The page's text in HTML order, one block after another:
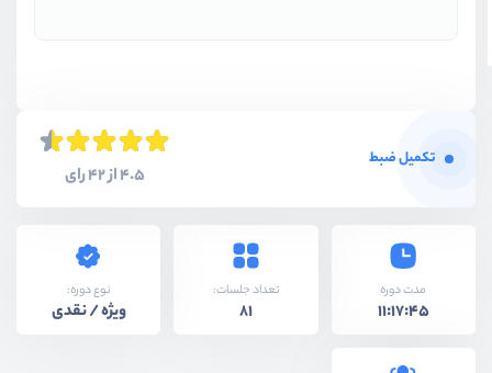
تکمیل ضبط
4.5 از 42 رای
مدت دوره
11:17:45
تعداد جلسات:
81
نوع دوره:
ویژه / نقدی